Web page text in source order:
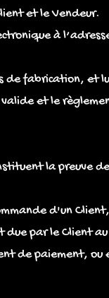
et le Vendeur.
à
de fabrication, et
et le
la preuve
d'un
due par le Client
de paiement, ou